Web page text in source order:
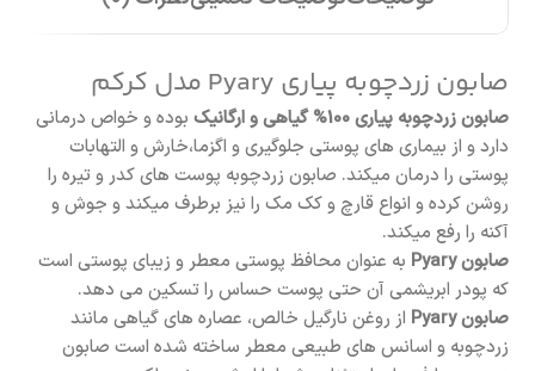
صابون زردچوبه پیاری Pyary مدل کرکم
صابون زردچوبه پیاری 100% گیاهی و ارگانیک
بوده و خواص درمانی
دارد و از بیماری های پوستی جلوگیری و اگزما،خارش و التهابات
پوستی را درمان میکند. صابون زردچوبه پوست های کدر و تیره را
روشن کرده و انواع قارچ و کک مک را نیز برطرف میکند و جوش و
آکنه را رفع میکند.
صابون Pyary
به عنوان محافظ پوستی معطر و زیبای پوستی است
که پودر ابریشمی آن حتی پوست حساس را تسکین می دهد.
صابون Pyary
از روغن نارگیل خالص، عصاره های گیاهی مانند
زردچوبه و اسانس های طبیعی معطر ساخته شده است صابون